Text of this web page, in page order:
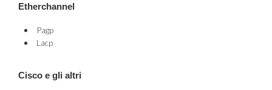
Etherchannel
Pagp
Lacp
Cisco e gli altri